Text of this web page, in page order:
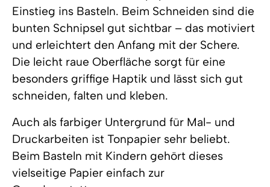
Einstieg ins Basteln. Beim Schneiden sind die
bunten Schnipsel gut sichtbar – das motiviert
und erleichtert den Anfang mit der Schere.
Die leicht raue Oberfläche sorgt für eine
besonders griffige Haptik und lässt sich gut
schneiden, falten und kleben.
Auch als farbiger Untergrund für Mal- und
Druckarbeiten ist Tonpapier sehr beliebt.
Beim Basteln mit Kindern gehört dieses
vielseitige Papier einfach zur